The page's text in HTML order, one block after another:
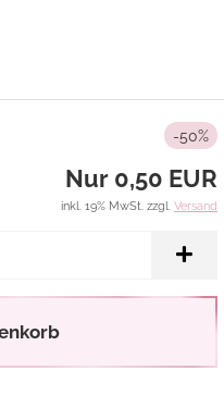
-50%
Nur 0,50 EUR
inkl. 19% MwSt. zzgl. Versand